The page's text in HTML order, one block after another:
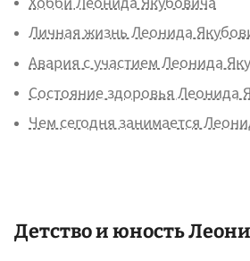
Личная жизнь Леонида
Авария с участием Леонида
Состояние здоровья Леонида
Чем сегодня занимается
Детство и юность